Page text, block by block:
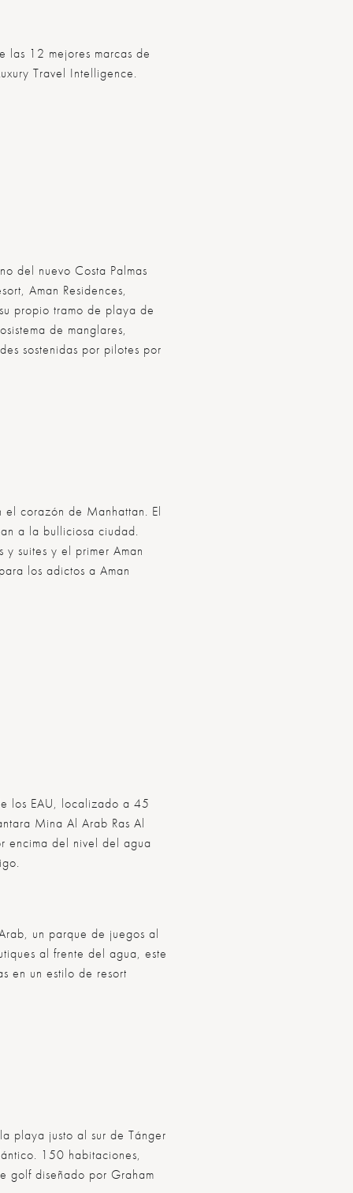
las 12 mejores marcas de
Travel Intelligence.
del nuevo Costa Palmas
Aman Residences,
propio tramo de playa de
de manglares,
sostenidas por pilotes por
el corazón de Manhattan. El
a la bulliciosa ciudad.
suites y el primer Aman
los adictos a Aman
los EAU, localizado a 45
Mina Al Arab Ras Al
encima del nivel del agua
un parque de juegos al
al frente del agua, este
en un estilo de resort
playa justo al sur de Tánger
150 habitaciones,
golf diseñado por Graham